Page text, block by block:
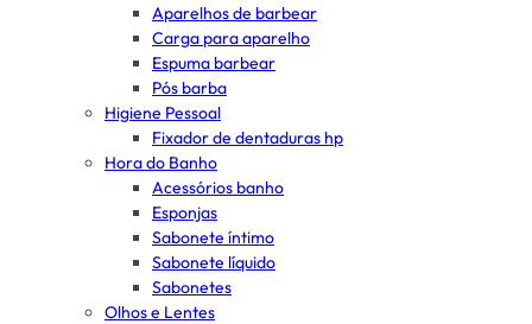
Aparelhos de barbear
Carga para aparelho
Espuma barbear
Pós barba
Higiene Pessoal
Fixador de dentaduras hp
Hora do Banho
Acessórios banho
Esponjas
Sabonete íntimo
Sabonete líquido
Sabonetes
Olhos e Lentes